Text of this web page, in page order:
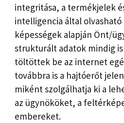
integritása, a termékjelek
intelligencia által
képességek alapján Önt/
strukturált adatok mindig
töltöttek be az internet
továbbra is a hajtóerőt
miként szolgálhatja ki a
az ügynököket, a
embereket.